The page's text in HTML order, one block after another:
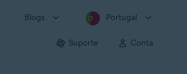
Blogs Portugal
Suporte Conta